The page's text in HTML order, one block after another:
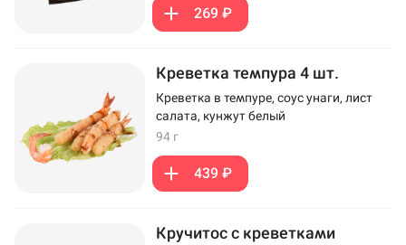
269 ₽
Креветка темпура 4 шт.
Креветка в темпуре, соус унаги, лист
салата, кунжут белый
94 г
439 ₽
Кручитос с креветками